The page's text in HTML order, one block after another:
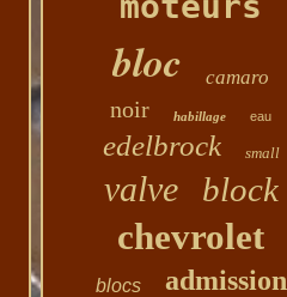
bloc camaro
noir habillage eau
edelbrock small
valve block
chevrolet
blocs admission